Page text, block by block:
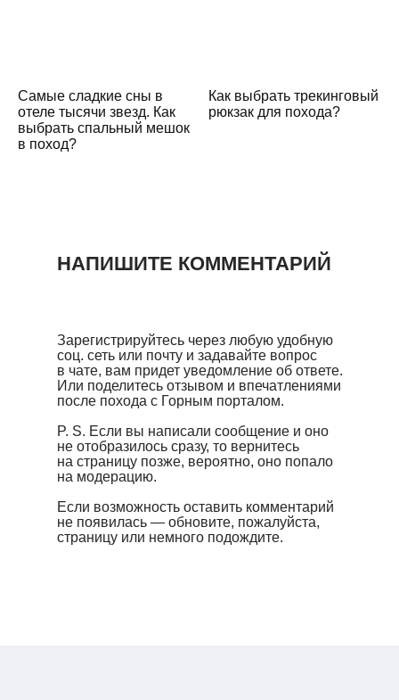
Самые сладкие сны в
отеле тысячи звезд. Как
выбрать спальный мешок
в поход?
Как выбрать трекинговый
рюкзак для похода?
Зарегистрируйтесь через любую удобную
соц. сеть или почту и задавайте вопрос
в чате, вам придет уведомление об ответе.
Или поделитесь отзывом и впечатлениями
после похода с Горным порталом.
P. S. Если вы написали сообщение и оно
не отобразилось сразу, то вернитесь
на страницу позже, вероятно, оно попало
на модерацию.
Если возможность оставить комментарий
не появилась — обновите, пожалуйста,
страницу или немного подождите.
НАПИШИТЕ КОММЕНТАРИЙ